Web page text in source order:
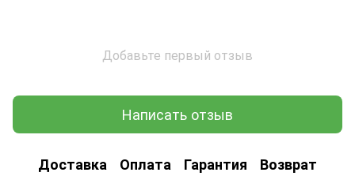
Добавьте первый отзыв
Написать отзыв
Доставка Оплата Гарантия Возврат